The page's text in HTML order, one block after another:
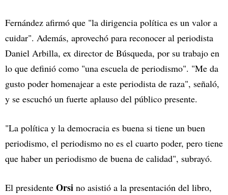
Fernández afirmó que "la dirigencia política es un valor a
cuidar". Además, aprovechó para reconocer al periodista
Daniel Arbilla, ex director de Búsqueda, por su trabajo en
lo que definió como "una escuela de periodismo". "Me da
gusto poder homenajear a este periodista de raza", señaló,
y se escuchó un fuerte aplauso del público presente.
"La política y la democracia es buena si tiene un buen
periodismo, el periodismo no es el cuarto poder, pero tiene
que haber un periodismo de buena de calidad", subrayó.
El presidente Orsi no asistió a la presentación del libro,